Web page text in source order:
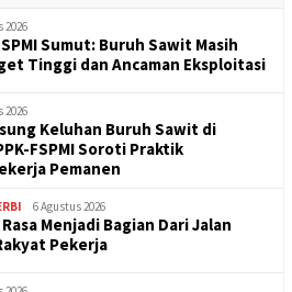
2026
Sumut: Buruh Sawit Masih
Tinggi dan Ancaman Eksploitasi
2026
Keluhan Buruh Sawit di
FSPMI Soroti Praktik
Pemanen
6 Agustus 2026
Menjadi Bagian Dari Jalan
Pekerja